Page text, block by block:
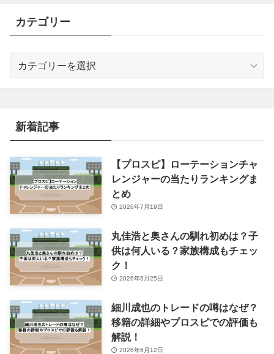
カテゴリー
ー新着記事
【プロスピ】ローテーションチャ
レンジャーの当たりランキングま
とめ
2026年7月19日
丸佳浩と奥さんの馴れ初めは？子
供は何人いる？家族構成もチェッ
ク！
2026年6月25日
細川成也のトレードの噂はなぜ？
移籍の詳細やプロスピでの評価も
解説！
2026年6月12日